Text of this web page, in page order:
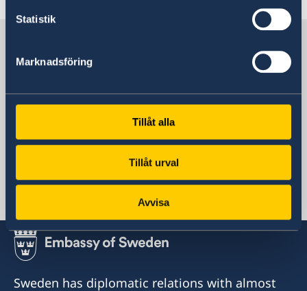
Statistik
Marknadsföring
Tillåt alla
Tillåt urval
Avvisa
Sweden's embassy
Pacific, Stockholm
Swedish consulates
Telephone
+679 3307161
Sweden has diplomatic relations with almost